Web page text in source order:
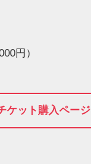
円）
ケット購入ページ